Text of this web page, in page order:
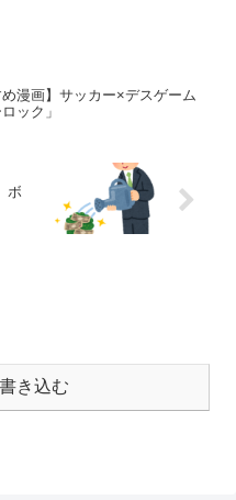
め漫画】サッカー×デスゲーム
ック」
ボ
き込む